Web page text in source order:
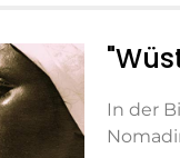
In der